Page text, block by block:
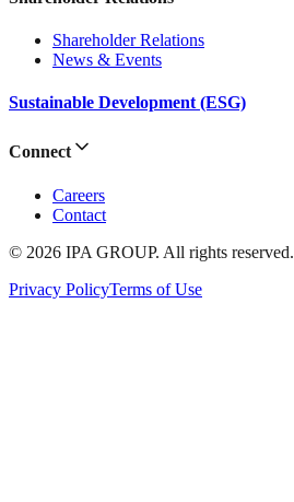
Shareholder Relations
News & Events
Sustainable Development (ESG)
Connect
Careers
Contact
© 2026 IPA GROUP. All rights reserved.
Privacy PolicyTerms of Use